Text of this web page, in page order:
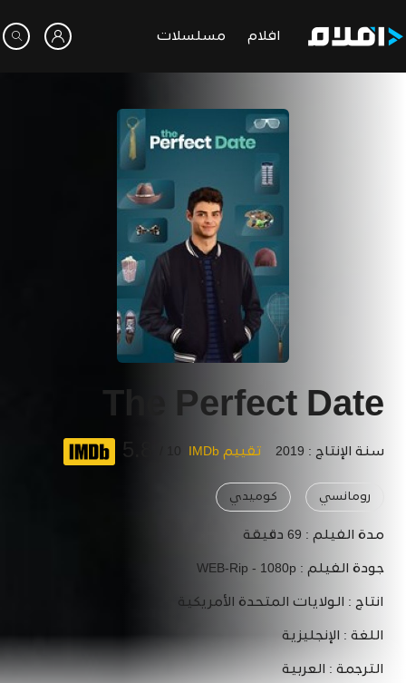
افلام مسلسلات
The Perfect Date
سنة الإنتاج : 2019 تقييم IMDb 10 /
5.8
رومانسي كوميدي
مدة الفيلم : 69 دقيقة
جودة الفيلم : WEB-Rip - 1080p
انتاج : الولايات المتحدة الأمريكية
اللغة : الإنجليزية
الترجمة : العربية